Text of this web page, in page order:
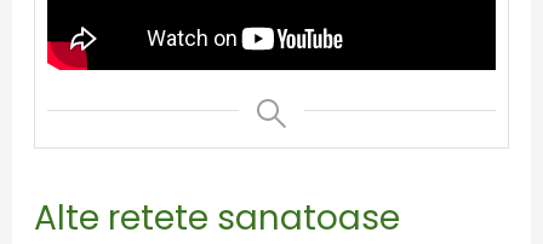
Alte retete sanatoase